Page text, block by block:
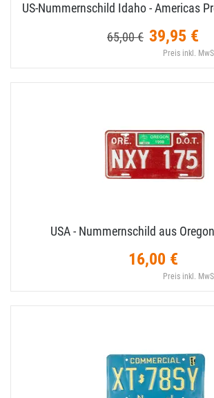
US-​Nummernschild Idaho - Americas
65,00 € 39,95 €
Preis inkl.
USA - Nummernschild aus
16,00 €
Preis inkl.